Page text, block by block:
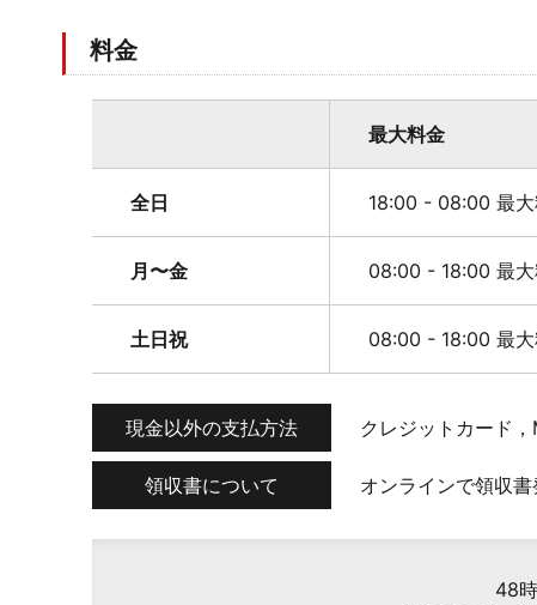
料金
最大料金
全日 18:00 - 08:00 最
月〜金 08:00 - 18:00 最
土日祝 08:00 - 18:00 最
現金以外の支払方法 クレジットカード
領収書について オンラインで領収書
48